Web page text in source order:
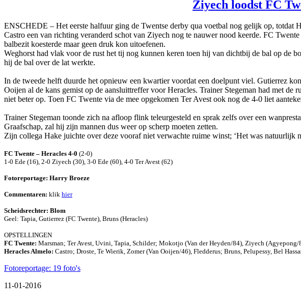
Ziyech loodst FC
ENSCHEDE – Het eerste halfuur ging de Twentse derby qua voetbal nog gelijk op, totdat
Castro een van richting veranderd schot van Ziyech nog te nauwer nood keerde. FC
balbezit koesterde maar geen druk kon uitoefenen.
Weghorst had vlak voor de rust het tij nog kunnen keren toen hij van dichtbij de bal op de
hij de bal over de lat werkte.
In de tweede helft duurde het opnieuw een kwartier voordat een doelpunt viel. Gutierrez
Ooijen al de kans gemist op de aansluittreffer voor Heracles. Trainer Stegeman had met
niet beter op. Toen FC Twente via de mee opgekomen Ter Avest ook nog de 4-0 liet
Trainer Stegeman toonde zich na afloop flink teleurgesteld en sprak zelfs over een
Graafschap, zal hij zijn mannen dus weer op scherp moeten zetten.
Zijn collega Hake juichte over deze vooraf niet verwachte ruime winst; ‘Het was natuurlijk
FC Twente – Heracles 4-0 (2-0)
1-0 Ede (16), 2-0 Ziyech (30), 3-0 Ede (60), 4-0 Ter Avest (62)
Fotoreportage: Harry Broeze
Commentaren: klik hier
Scheidsrechter: Blom
Geel: Tapia, Gutierrez (FC Twente), Bruns (Heracles)
OPSTELLINGEN
FC Twente: Marsman; Ter Avest, Uvini, Tapia, Schilder; Mokotjo (Van der Heyden/84), Ziyech
Heracles Almelo: Castro; Droste, Te Wierik, Zomer (Van Ooijen/46), Fledderus; Bruns, Pelupessy, Bel
Fotoreportage: 19 foto's
11-01-2016